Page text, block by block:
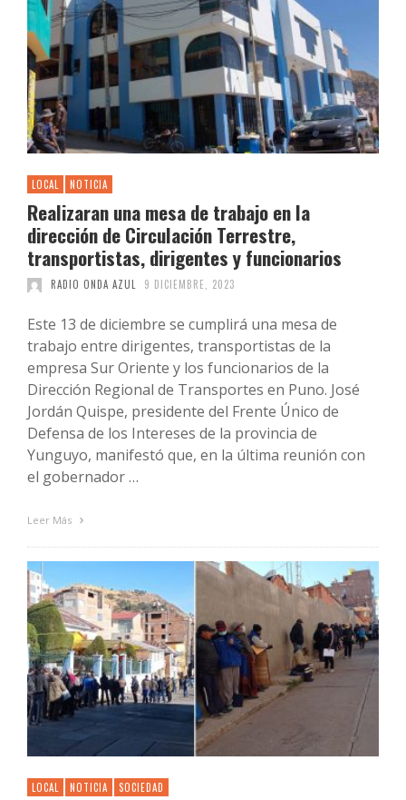
LOCAL NOTICIA
Realizaran una mesa de trabajo en la
dirección de Circulación Terrestre,
transportistas, dirigentes y funcionarios
RADIO ONDA AZUL 9 DICIEMBRE, 2023
Este 13 de diciembre se cumplirá una mesa de
trabajo entre dirigentes, transportistas de la
empresa Sur Oriente y los funcionarios de la
Dirección Regional de Transportes en Puno. José
Jordán Quispe, presidente del Frente Único de
Defensa de los Intereses de la provincia de
Yunguyo, manifestó que, en la última reunión con
el gobernador …
Leer Más
LOCAL NOTICIA SOCIEDAD